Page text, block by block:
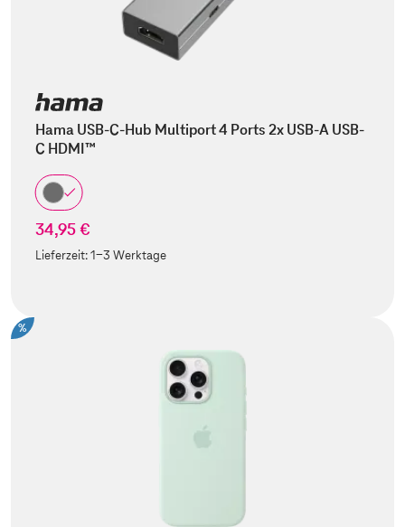
Hama USB-C-Hub Multiport 4 Ports 2x USB-A USB-
C HDMI™
34,95 €
Lieferzeit:1-3 Werktage
%